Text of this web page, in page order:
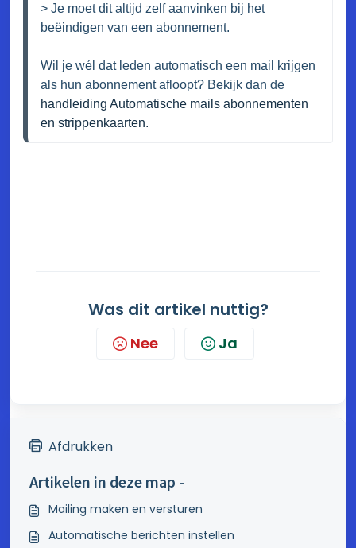
> Je moet dit altijd zelf aanvinken bij het
beëindigen van een abonnement.
Wil je wél dat leden automatisch een mail krijgen
handleiding Automatische mails abonnementen
en strippenkaarten.
Was dit artikel nuttig?
Nee Ja
Afdrukken
Artikelen in deze map -
Mailing maken en versturen
Automatische berichten instellen